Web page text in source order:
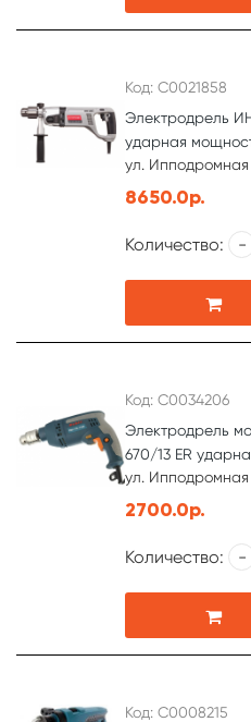
Код: С0021858
Электродрель
ударная
ул. Ипподромная
8650.0р.
Количество:
Код: С0034206
Электродрель
670/13 ER
ул. Ипподромная
2700.0р.
Количество:
Код: С0008215